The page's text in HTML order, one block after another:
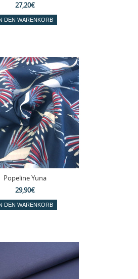
27,20€
Popeline Yuna
29,90€